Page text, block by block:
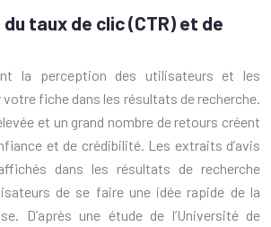
taux de clic (CTR) et de
la perception des utilisateurs et les
fiche dans les résultats de recherche.
et un grand nombre de retours créent
et de crédibilité. Les extraits d’avis
dans les résultats de recherche
de se faire une idée rapide de la
D’après une étude de l’Université de